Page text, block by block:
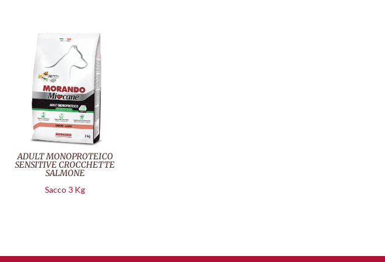
ADULT MONOPROTEICO
SENSITIVE CROCCHETTE
SALMONE
Sacco 3 Kg